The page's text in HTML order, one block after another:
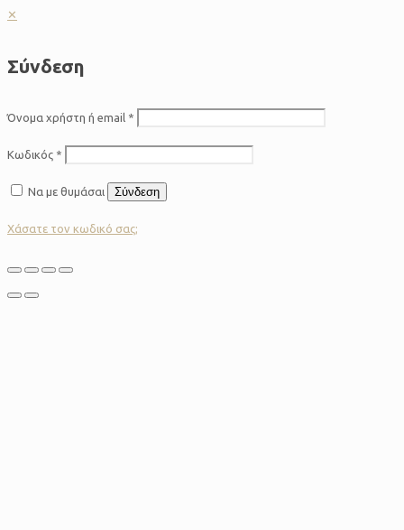
✕
Σύνδεση
Όνομα χρήστη ή email *
Κωδικός *
Να με θυμάσαι Σύνδεση
Χάσατε τον κωδικό σας;